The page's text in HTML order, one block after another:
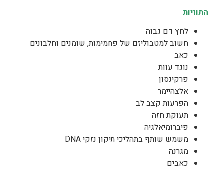
התוויות
לחץ דם גבוה
חשוב למטבוליזם של פחמימות, שומנים וחלבונים
כאב
נוגד עוות
פרקינסון
אלצהיימר
הפרעות קצב לב
תעוקת חזה
פיברומיאלגיה
משמש שותף בתהליכי תיקון נזקי DNA
מגרנה
כאבים